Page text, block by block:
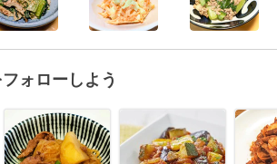
ォローしよう